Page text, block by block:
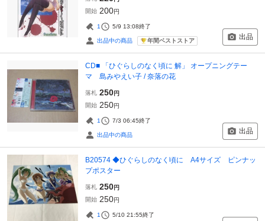
開始 200円
1 5/9 13:08終了
出品中の商品 年間ベストストア 出品
CD■ 「ひぐらしのなく頃に 解」 オープニングテー
マ 島みやえい子 / 奈落の花
落札 250円
開始 250円
1 7/3 06:45終了
出品中の商品 出品
B20574 ◆ひぐらしのなく頃に A4サイズ ピンナッ
プポスター
落札 250円
開始 250円
1 5/10 21:55終了